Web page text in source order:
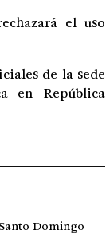
el uso
de la sede
en República
Domingo